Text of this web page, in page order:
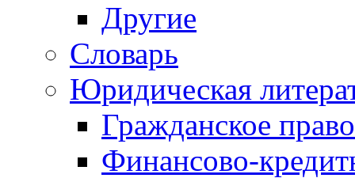
Другие
Словарь
Юридическая
Гражданское право
Финансово-